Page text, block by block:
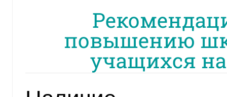
повышению
учащихся